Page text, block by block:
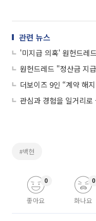
관련 뉴스
더보이즈 9인 “계약 해
관심과 경험을 일거리로
#백현
좋아요
0
화나요
0